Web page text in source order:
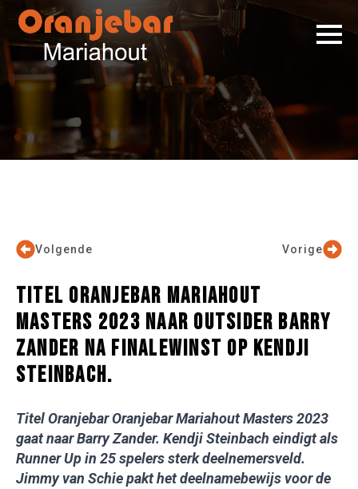
Vorige
Volgende
TITEL ORANJEBAR MARIAHOUT
MASTERS 2023 NAAR OUTSIDER BARRY
ZANDER NA FINALEWINST OP KENDJI
STEINBACH.
Titel Oranjebar Oranjebar Mariahout Masters 2023
gaat naar Barry Zander. Kendji Steinbach eindigt als
Runner Up in 25 spelers sterk deelnemersveld.
Jimmy van Schie pakt het deelnamebewijs voor de